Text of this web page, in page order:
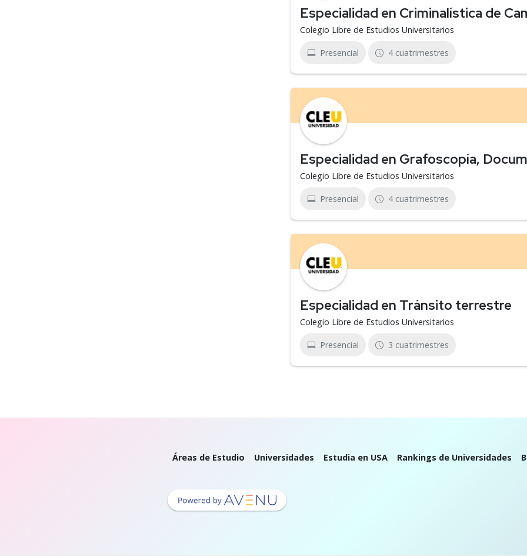
Especialidad en Criminalística de
Colegio Libre de Estudios Universitarios
Presencial 4 cuatrimestres
Especialidad en Grafoscopía,
Colegio Libre de Estudios Universitarios
Presencial 4 cuatrimestres
Especialidad en Tránsito terrestre
Colegio Libre de Estudios Universitarios
Presencial 3 cuatrimestres
Áreas de Estudio Universidades Estudia en USA Rankings de Universidades